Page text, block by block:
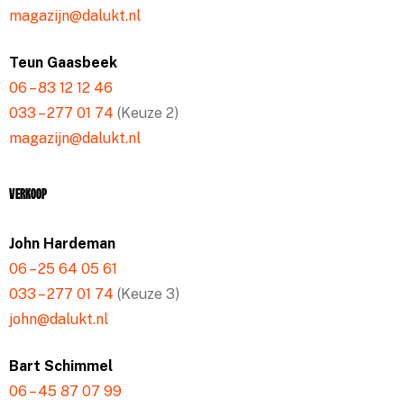
magazijn@dalukt.nl
Teun Gaasbeek
06 – 83 12 12 46
033 – 277 01 74 (Keuze 2)
magazijn@dalukt.nl
Verkoop
John Hardeman
06 – 25 64 05 61
033 – 277 01 74 (Keuze 3)
john@dalukt.nl
Bart Schimmel
06 – 45 87 07 99